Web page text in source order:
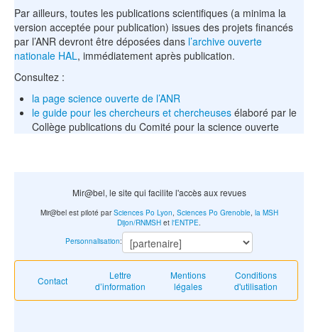
Par ailleurs, toutes les publications scientifiques (a minima la
version acceptée pour publication) issues des projets financés
par l’ANR devront être déposées dans l’archive ouverte
nationale HAL, immédiatement après publication.
Consultez :
la page science ouverte de l’ANR
le guide pour les chercheurs et chercheuses élaboré par le
Collège publications du Comité pour la science ouverte
Mir@bel, le site qui facilite l'accès aux revues
Contact
Lettre
d’information
Mentions
légales
Conditions
d'utilisation
Mir@bel est piloté parSciences Po Lyon Sciences Po Grenoble, la MSH
Dijon/RNMSH et l'ENTPE
Personnalisation: